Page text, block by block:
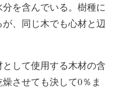
を含んでいる。樹種に
、同じ木でも心材と辺
して使用する木材の含
させても決して0％ま